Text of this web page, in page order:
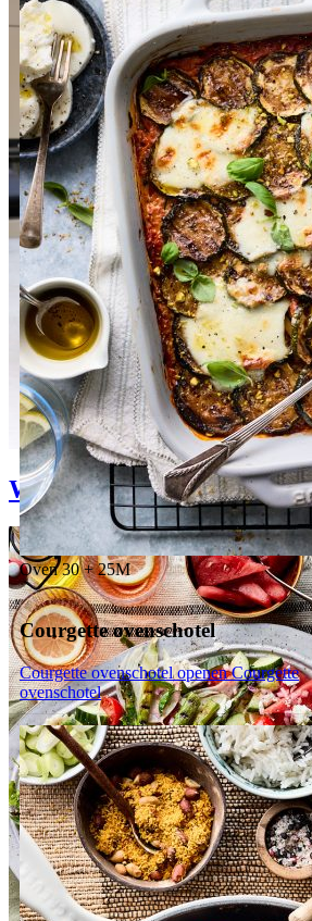
Oven30 + 25M
Courgette ovenschotel
Courgette ovenschotel openenCourgette
ovenschotel
Weekmenu